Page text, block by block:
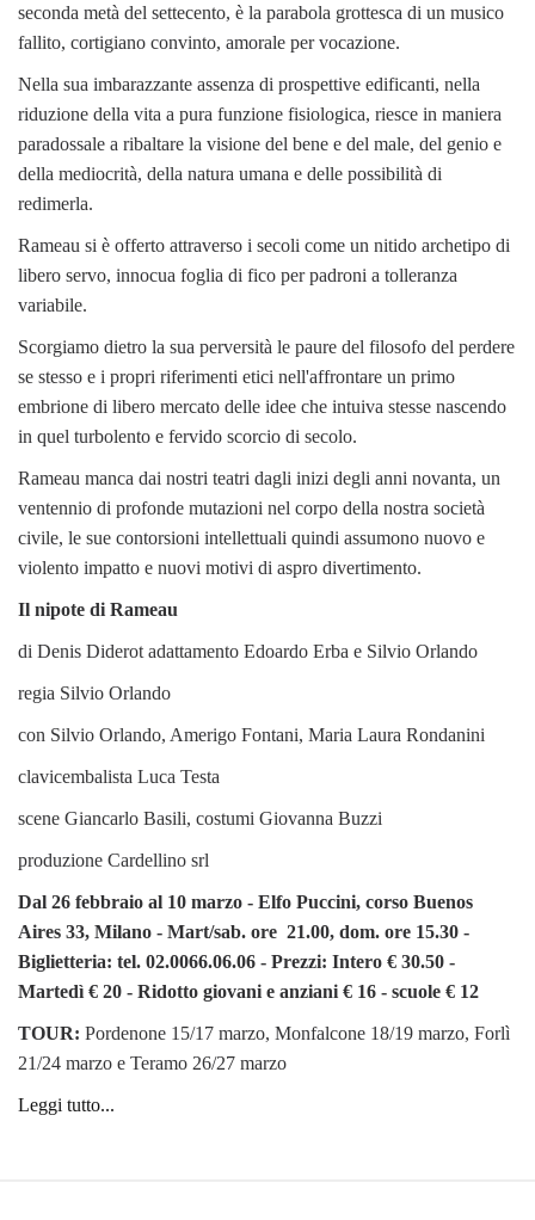
seconda metà del settecento, è la parabola grottesca di un musico
fallito, cortigiano convinto, amorale per vocazione.
Nella sua imbarazzante assenza di prospettive edificanti, nella
riduzione della vita a pura funzione fisiologica, riesce in maniera
paradossale a ribaltare la visione del bene e del male, del genio e
della mediocrità, della natura umana e delle possibilità di
redimerla.
Rameau si è offerto attraverso i secoli come un nitido archetipo di
libero servo, innocua foglia di fico per padroni a tolleranza
variabile.
Scorgiamo dietro la sua perversità le paure del filosofo del perdere
se stesso e i propri riferimenti etici nell'affrontare un primo
embrione di libero mercato delle idee che intuiva stesse nascendo
in quel turbolento e fervido scorcio di secolo.
Rameau manca dai nostri teatri dagli inizi degli anni novanta, un
ventennio di profonde mutazioni nel corpo della nostra società
civile, le sue contorsioni intellettuali quindi assumono nuovo e
violento impatto e nuovi motivi di aspro divertimento.
Il nipote di Rameau
di Denis Diderot adattamento Edoardo Erba e Silvio Orlando
regia Silvio Orlando
con Silvio Orlando, Amerigo Fontani, Maria Laura Rondanini
clavicembalista Luca Testa
scene Giancarlo Basili, costumi Giovanna Buzzi
produzione Cardellino srl
Dal 26 febbraio al 10 marzo - Elfo Puccini, corso Buenos
Aires 33, Milano - Mart/sab. ore 21.00, dom. ore 15.30 -
Biglietteria: tel. 02.0066.06.06 - Prezzi: Intero € 30.50 -
Martedì € 20 - Ridotto giovani e anziani € 16 - scuole € 12
TOUR: Pordenone 15/17 marzo, Monfalcone 18/19 marzo, Forlì
21/24 marzo e Teramo 26/27 marzo
Leggi tutto...